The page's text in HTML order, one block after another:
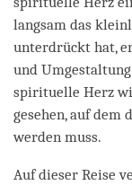
langsam das
unterdrückt hat,
und
spirituelle Herz
gesehen, auf dem
werden muss.
Auf dieser Reise